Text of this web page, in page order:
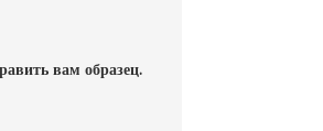
вам образец.